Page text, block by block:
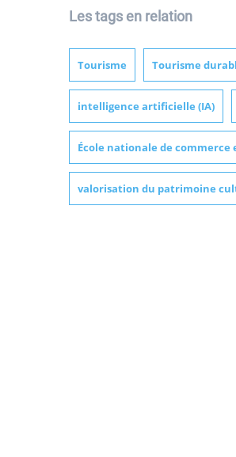
Les tags en relation
Tourisme Tourisme
intelligence artificielle (IA)
École nationale de commerce
valorisation du patrimoine